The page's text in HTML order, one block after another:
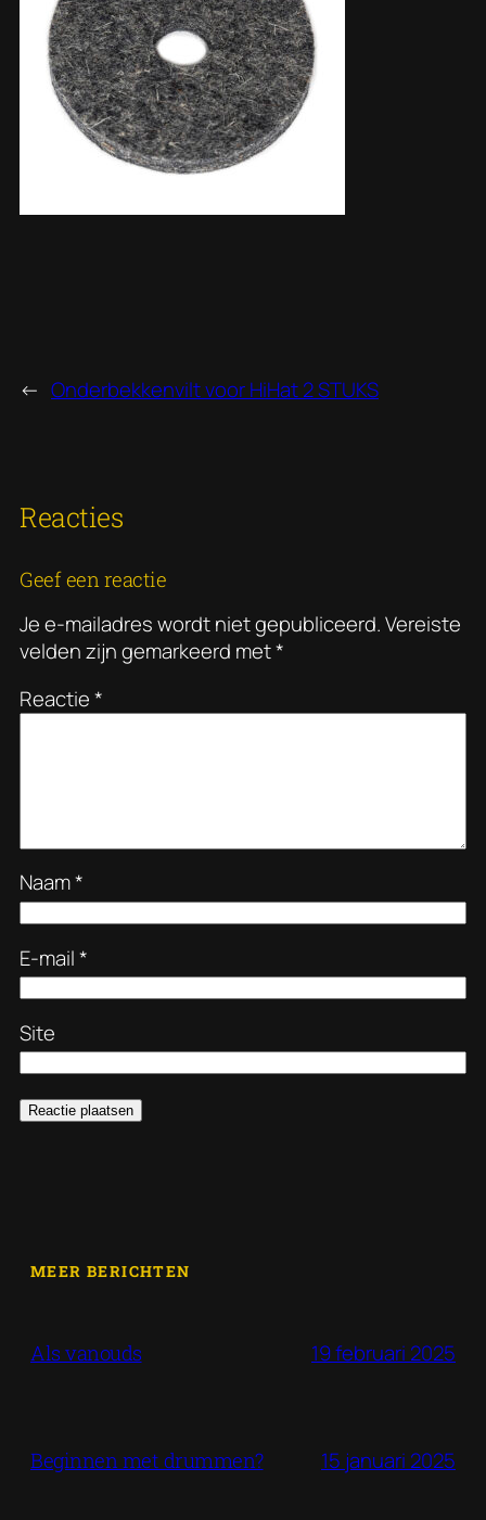
← Onderbekkenvilt voor HiHat 2 STUKS
Reacties
Geef een reactie
Je e-mailadres wordt niet gepubliceerd.Vereiste
velden zijn gemarkeerd met*
Reactie*
Naam*
E-mail*
Site
MEER BERICHTEN
Als vanouds 19 februari 2025
Beginnen met drummen? 15 januari 2025